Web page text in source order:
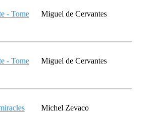
- Tome
Miguel de Cervantes
- Tome
Miguel de Cervantes
Michel Zevaco